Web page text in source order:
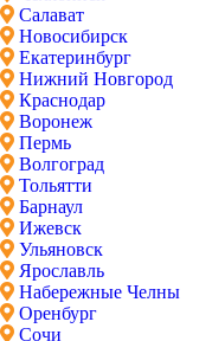
Салават
Новосибирск
Екатеринбург
Нижний Новгород
Краснодар
Воронеж
Пермь
Волгоград
Тольятти
Барнаул
Ижевск
Ульяновск
Ярославль
Набережные Челны
Оренбург
Сочи